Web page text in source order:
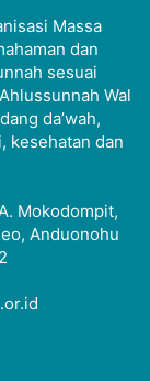
Massa
dan
sesuai
Wal
da’wah,
kesehatan dan
Mokodompit,
Anduonohu